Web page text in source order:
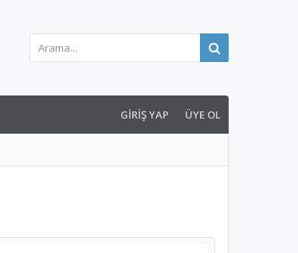
GIRIŞ YAP ÜYE OL